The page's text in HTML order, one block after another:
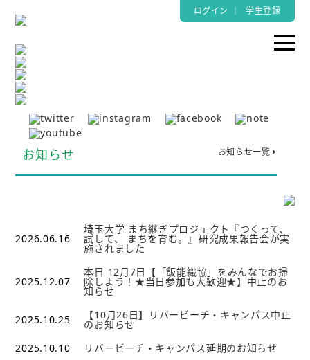
ログイン 学生登録
お知らせ お知らせ一覧
2026.06.16
埼玉大学 まち継ぎプロジェクト『つくって、
試して、 まちを育む。』研究成果報告会が実
施されました
2025.12.07
本日 12月7日【「飯能織協」をみんなでお掃
除しよう！★当日参加も大歓迎★】中止のお
知らせ
2025.10.25 【10月26日】リバービーチ・キャンパス中止
のお知らせ
2025.10.10
リバービーチ・キャンパス延期のお知らせ